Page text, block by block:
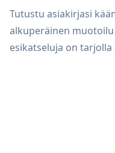
Tutustu asiakirjasi
alkuperäinen
esikatseluja on